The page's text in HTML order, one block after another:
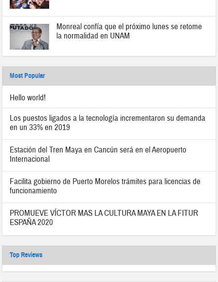
Monreal confía que el próximo lunes se retome
la normalidad en UNAM
Most Popular
Hello world!
Los puestos ligados a la tecnología incrementaron su demanda
en un 33% en 2019
Estación del Tren Maya en Cancún será en el Aeropuerto
Internacional
Facilita gobierno de Puerto Morelos trámites para licencias de
funcionamiento
PROMUEVE VÍCTOR MAS LA CULTURA MAYA EN LA FITUR
ESPAÑA 2020
Top Reviews